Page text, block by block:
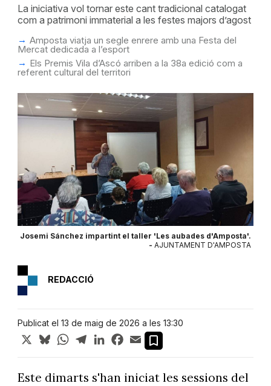
La iniciativa vol tornar este cant tradicional catalogat
com a patrimoni immaterial a les festes majors d’agost
Amposta viatja un segle enrere amb una Festa del
Mercat dedicada a l’esport
Els Premis Vila d’Ascó arriben a la 38a edició com a
referent cultural del territori
Josemi Sánchez impartint el taller 'Les aubades d'Amposta'.
- AJUNTAMENT D'AMPOSTA
REDACCIÓ
Publicat el 13 de maig de 2026 a les 13:30
X BlueskyWhatsApp
TelegramLinkedInFacebook
Email
Este dimarts s'han iniciat les sessions del